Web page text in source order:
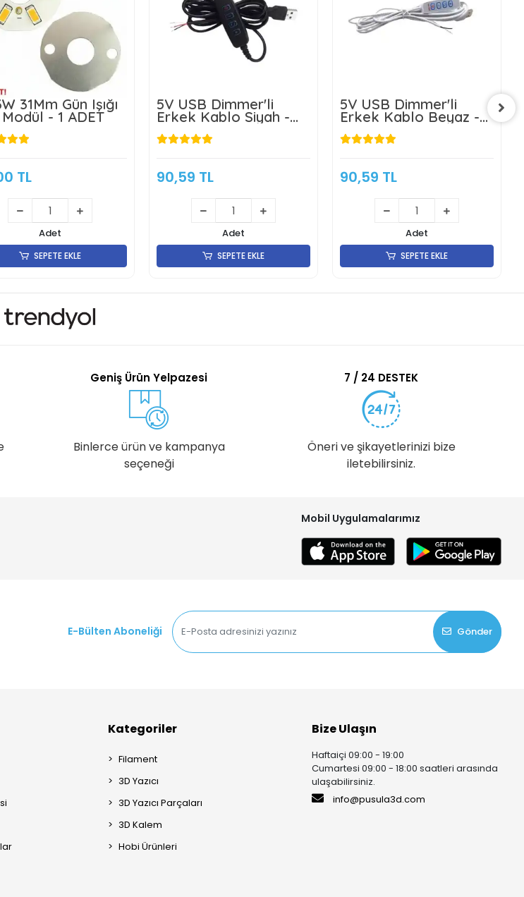
31Mm Gün Işığı
- 1 ADET
TL
Adet
SEPETE EKLE
5V USB Dimmer'li
Erkek Kablo Siyah -
1,5 Metre
90,59 TL
Adet
SEPETE EKLE
5V USB Dimmer'li
Erkek Kablo Beyaz -
1,5 Metre
90,59 TL
Adet
SEPETE EKLE
Geniş Ürün Yelpazesi
Binlerce ürün ve kampanya
seçeneği
7 / 24 DESTEK
Öneri ve şikayetlerinizi bize
iletebilirsiniz.
Mobil Uygulamalarımız
E-Bülten Aboneliği
Gönder
Kategoriler
Filament
3D Yazıcı
3D Yazıcı Parçaları
3D Kalem
Hobi Ürünleri
Bize Ulaşın
Haftaiçi 09:00 - 19:00
Cumartesi 09:00 - 18:00 saatleri arasında
ulaşabilirsiniz.
info@pusula3d.com